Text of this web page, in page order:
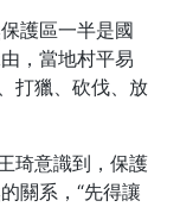
護區一半是國
，當地村平易
打獵、砍伐、放
琦意識到，保護
關系，“先得讓